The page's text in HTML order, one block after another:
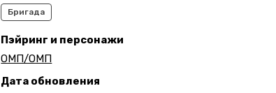
Бригада
Пэйринг и персонажи
ОМП/ОМП
Дата обновления